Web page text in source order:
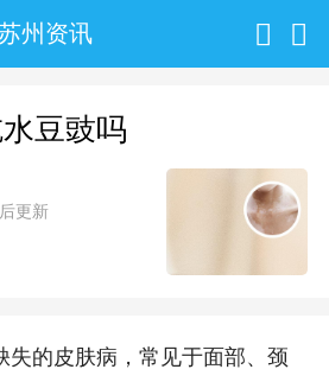
州资讯
豆豉吗
更新
失的皮肤病，常见于面部、颈